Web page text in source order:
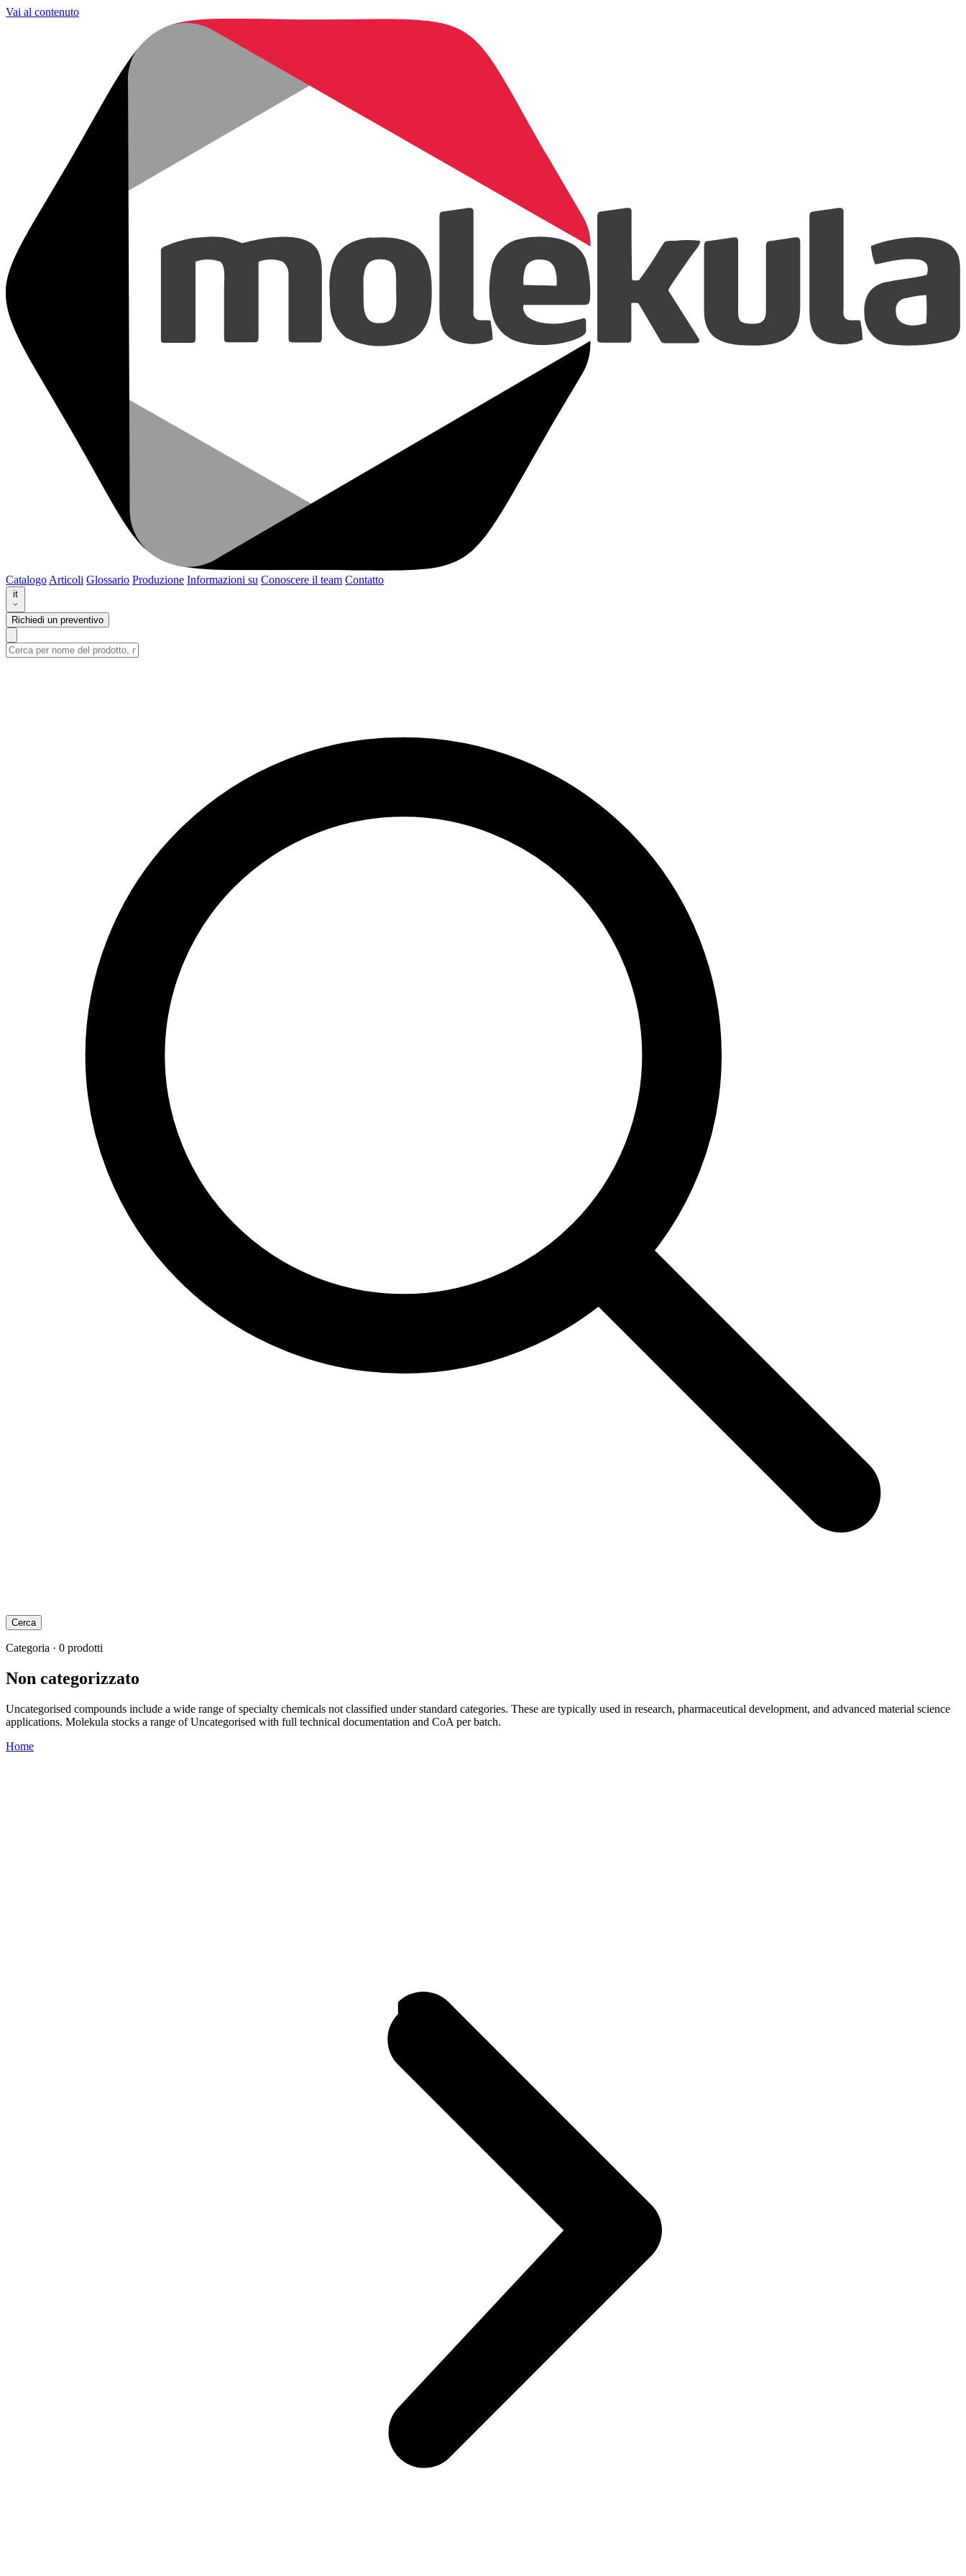
Vai al contenuto
Catalogo Articoli Glossario Produzione Informazioni su Conoscere il team Contatto
it
Richiedi un preventivo
Cerca
Categoria · 0 prodotti
Non categorizzato
Uncategorised compounds include a wide range of specialty chemicals not classified under standard categories. These are typically used in research, pharmaceutical development, and advanced material science
applications. Molekula stocks a range of Uncategorised with full technical documentation and CoA per batch.
Home